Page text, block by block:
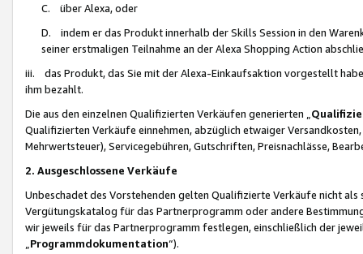
C. über Alexa, oder
D. indem er das Produkt innerhalb der Skills Session in den
seiner erstmaligen Teilnahme an der Alexa Shopping Action
iii. das Produkt, das Sie mit der Alexa-Einkaufsaktion vorgestellt
ihm bezahlt.
Die aus den einzelnen Qualifizierten Verkäufen generierten „
Qualifizierten Verkäufe einnehmen, abzüglich etwaiger
Mehrwertsteuer), Servicegebühren, Gutschriften, Preisnachlässe,
2. Ausgeschlossene Verkäufe
Unbeschadet des Vorstehenden gelten Qualifizierte Verkäufe nicht
Vergütungskatalog für das Partnerprogramm oder andere
wir jeweils für das Partnerprogramm festlegen, einschließlich der
Programmdokumentation“).